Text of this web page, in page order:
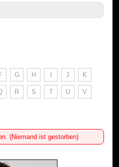
G H I J K
R S T U V
(Niemand ist gestorben)